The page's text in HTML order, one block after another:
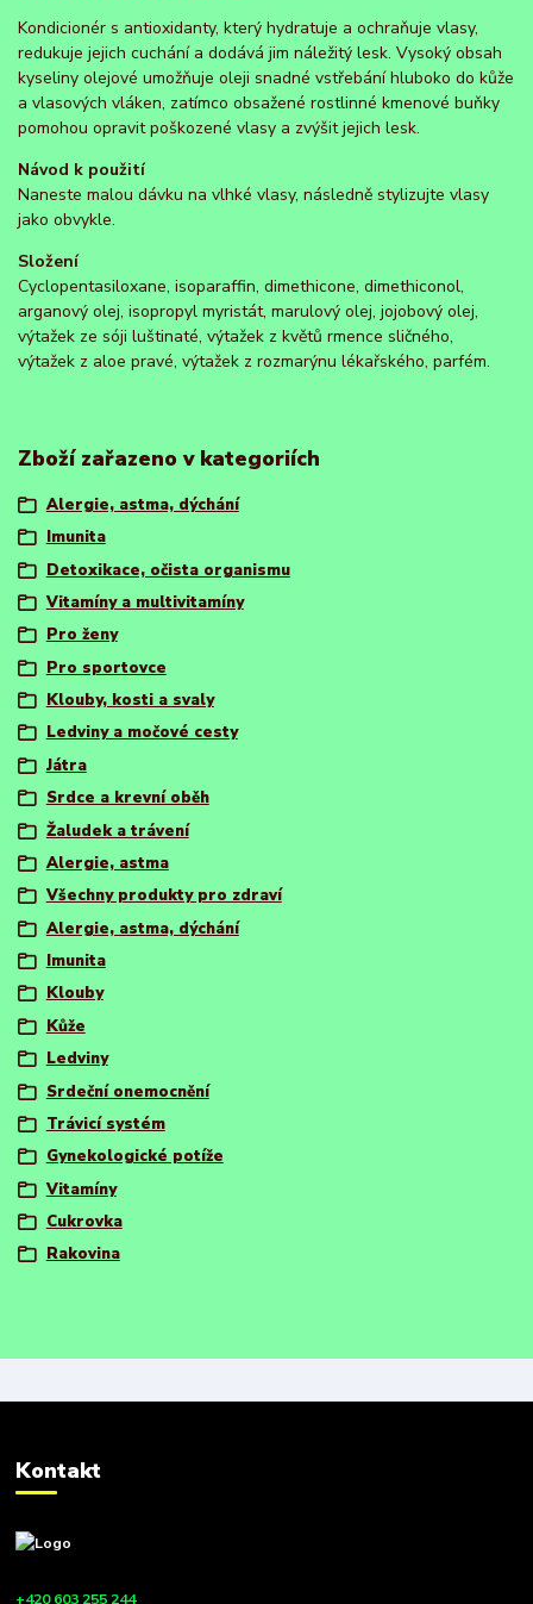
Kondicionér s antioxidanty, který hydratuje a ochraňuje vlasy,
redukuje jejich cuchání a dodává jim náležitý lesk. Vysoký obsah
kyseliny olejové umožňuje oleji snadné vstřebání hluboko do kůže
a vlasových vláken, zatímco obsažené rostlinné kmenové buňky
pomohou opravit poškozené vlasy a zvýšit jejich lesk.
Návod k použití
Naneste malou dávku na vlhké vlasy, následně stylizujte vlasy
jako obvykle.
Složení
Cyclopentasiloxane, isoparaffin, dimethicone, dimethiconol,
arganový olej, isopropyl myristát, marulový olej, jojobový olej,
výtažek ze sóji luštinaté, výtažek z květů rmence sličného,
výtažek z aloe pravé, výtažek z rozmarýnu lékařského, parfém.
Zboží zařazeno v kategoriích
Alergie, astma, dýchání
Imunita
Detoxikace, očista organismu
Vitamíny a multivitamíny
Pro ženy
Pro sportovce
Klouby, kosti a svaly
Ledviny a močové cesty
Játra
Srdce a krevní oběh
Žaludek a trávení
Alergie, astma
Všechny produkty pro zdraví
Alergie, astma, dýchání
Imunita
Klouby
Kůže
Ledviny
Srdeční onemocnění
Trávicí systém
Gynekologické potíže
Vitamíny
Cukrovka
Rakovina
Kontakt
+420 603 255 244